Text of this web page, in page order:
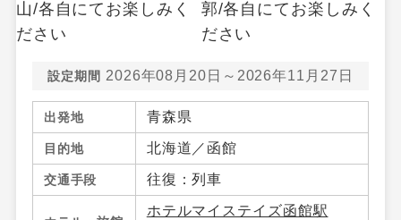
設定期間 2026年08月20日～2026年11月27日
出発地 青森県
目的地 北海道／函館
交通手段 往復：列車
ホテルマイステイズ函館駅